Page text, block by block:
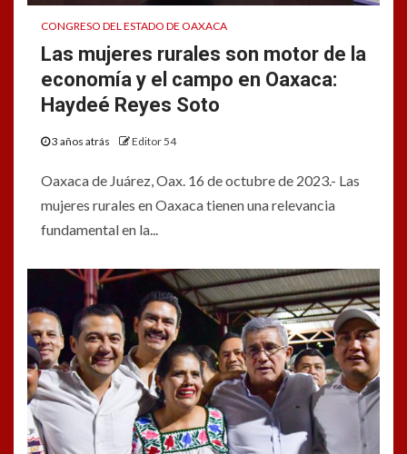
CONGRESO DEL ESTADO DE OAXACA
Las mujeres rurales son motor de la
economía y el campo en Oaxaca:
Haydeé Reyes Soto
3 años atrás Editor 54
Oaxaca de Juárez, Oax. 16 de octubre de 2023.- Las
mujeres rurales en Oaxaca tienen una relevancia
fundamental en la...